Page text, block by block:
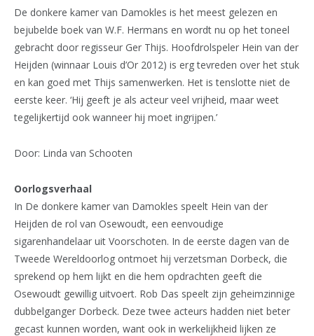
De donkere kamer van Damokles is het meest gelezen en
bejubelde boek van W.F. Hermans en wordt nu op het toneel
gebracht door regisseur Ger Thijs. Hoofdrolspeler Hein van der
Heijden (winnaar Louis d’Or 2012) is erg tevreden over het stuk
en kan goed met Thijs samenwerken. Het is tenslotte niet de
eerste keer. ‘Hij geeft je als acteur veel vrijheid, maar weet
tegelijkertijd ook wanneer hij moet ingrijpen.’
Door: Linda van Schooten
Oorlogsverhaal
In De donkere kamer van Damokles speelt Hein van der
Heijden de rol van Osewoudt, een eenvoudige
sigarenhandelaar uit Voorschoten. In de eerste dagen van de
Tweede Wereldoorlog ontmoet hij verzetsman Dorbeck, die
sprekend op hem lijkt en die hem opdrachten geeft die
Osewoudt gewillig uitvoert. Rob Das speelt zijn geheimzinnige
dubbelganger Dorbeck. Deze twee acteurs hadden niet beter
gecast kunnen worden, want ook in werkelijkheid lijken ze